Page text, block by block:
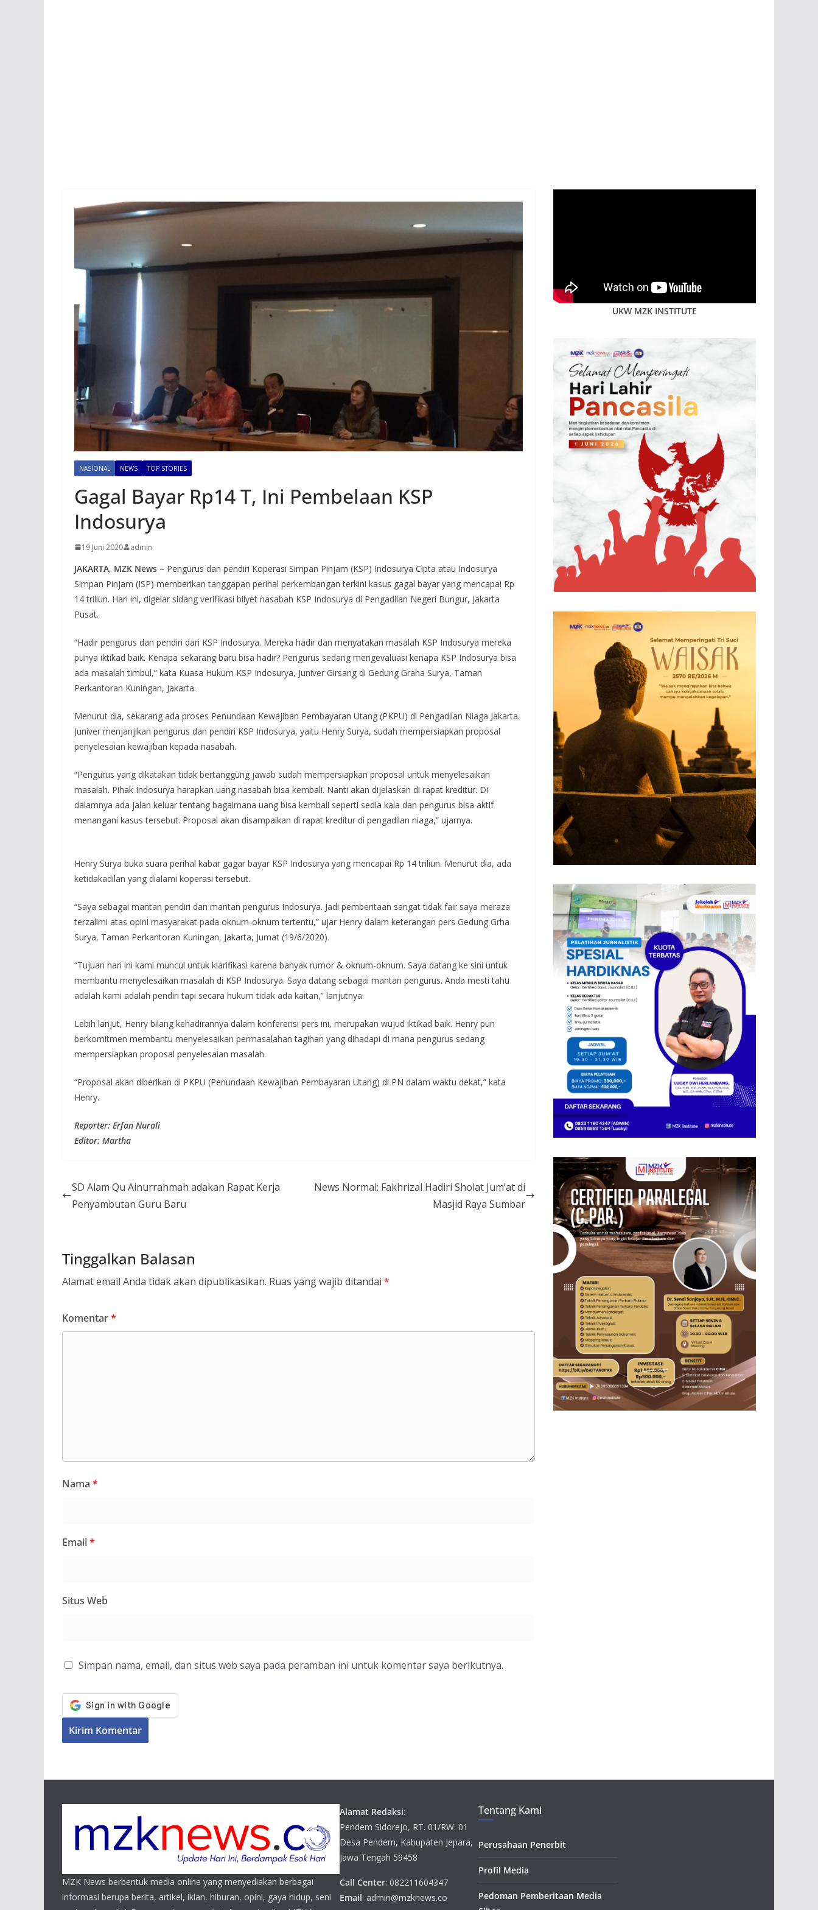
NASIONAL NEWS TOP STORIES
Gagal Bayar Rp14 T, Ini Pembelaan KSP
Indosurya
19 Juni 2020 admin
JAKARTA, MZK News – Pengurus dan pendiri Koperasi Simpan Pinjam (KSP) Indosurya Cipta atau Indosurya
Simpan Pinjam (ISP) memberikan tanggapan perihal perkembangan terkini kasus gagal bayar yang mencapai Rp
14 triliun. Hari ini, digelar sidang verifikasi bilyet nasabah KSP Indosurya di Pengadilan Negeri Bungur, Jakarta
Pusat.
“Hadir pengurus dan pendiri dari KSP Indosurya. Mereka hadir dan menyatakan masalah KSP Indosurya mereka
punya iktikad baik. Kenapa sekarang baru bisa hadir? Pengurus sedang mengevaluasi kenapa KSP Indosurya bisa
ada masalah timbul,” kata Kuasa Hukum KSP Indosurya, Juniver Girsang di Gedung Graha Surya, Taman
Perkantoran Kuningan, Jakarta.
Menurut dia, sekarang ada proses Penundaan Kewajiban Pembayaran Utang (PKPU) di Pengadilan Niaga Jakarta.
Juniver menjanjikan pengurus dan pendiri KSP Indosurya, yaitu Henry Surya, sudah mempersiapkan proposal
penyelesaian kewajiban kepada nasabah.
“Pengurus yang dikatakan tidak bertanggung jawab sudah mempersiapkan proposal untuk menyelesaikan
masalah. Pihak Indosurya harapkan uang nasabah bisa kembali. Nanti akan dijelaskan di rapat kreditur. Di
dalamnya ada jalan keluar tentang bagaimana uang bisa kembali seperti sedia kala dan pengurus bisa aktif
menangani kasus tersebut. Proposal akan disampaikan di rapat kreditur di pengadilan niaga,” ujarnya.
Henry Surya buka suara perihal kabar gagar bayar KSP Indosurya yang mencapai Rp 14 triliun. Menurut dia, ada
ketidakadilan yang dialami koperasi tersebut.
“Saya sebagai mantan pendiri dan mantan pengurus Indosurya. Jadi pemberitaan sangat tidak fair saya meraza
terzalimi atas opini masyarakat pada oknum-oknum tertentu,” ujar Henry dalam keterangan pers Gedung Grha
Surya, Taman Perkantoran Kuningan, Jakarta, Jumat (19/6/2020).
“Tujuan hari ini kami muncul untuk klarifikasi karena banyak rumor & oknum-oknum. Saya datang ke sini untuk
membantu menyelesaikan masalah di KSP Indosurya. Saya datang sebagai mantan pengurus. Anda mesti tahu
adalah kami adalah pendiri tapi secara hukum tidak ada kaitan,” lanjutnya.
Lebih lanjut, Henry bilang kehadirannya dalam konferensi pers ini, merupakan wujud iktikad baik. Henry pun
berkomitmen membantu menyelesaikan permasalahan tagihan yang dihadapi di mana pengurus sedang
mempersiapkan proposal penyelesaian masalah.
“Proposal akan diberikan di PKPU (Penundaan Kewajiban Pembayaran Utang) di PN dalam waktu dekat,” kata
Henry.
Reporter: Erfan Nurali
Editor: Martha
SD Alam Qu Ainurrahmah adakan Rapat Kerja
Penyambutan Guru Baru
News Normal: Fakhrizal Hadiri Sholat Jum’at di
Masjid Raya Sumbar
Tinggalkan Balasan
Alamat email Anda tidak akan dipublikasikan. Ruas yang wajib ditandai *
Komentar*
Nama *
Email*
Situs Web
Simpan nama, email, dan situs web saya pada peramban ini untuk komentar saya berikutnya.
UKW MZK INSTITUTE
MZK News berbentuk media online yang menyediakan berbagai
informasi berupa berita, artikel, iklan, hiburan, opini, gaya hidup, seni
Alamat Redaksi:
Pendem Sidorejo, RT. 01/RW. 01
Desa Pendem, Kabupaten Jepara,
Jawa Tengah 59458
Call Center: 082211604347
Email: admin@mzknews.co
Tentang Kami
Perusahaan Penerbit
Profil Media
Pedoman Pemberitaan Media